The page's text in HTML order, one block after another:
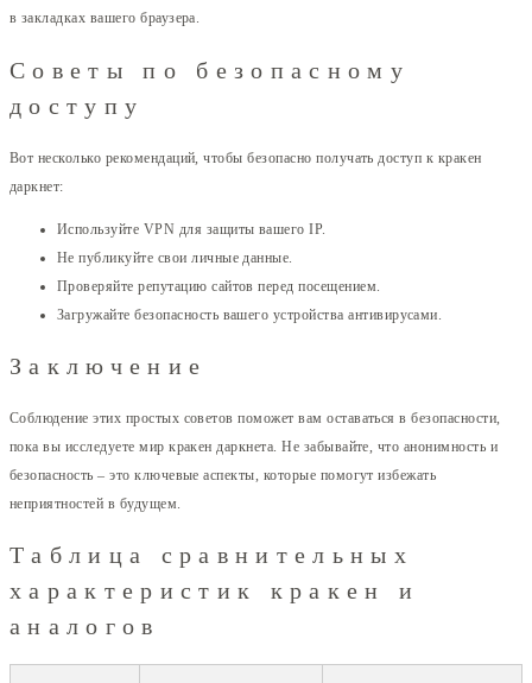
в закладках вашего браузера.
Советы по безопасному
доступу
Вот несколько рекомендаций, чтобы безопасно получать доступ к кракен
даркнет:
Используйте VPN для защиты вашего IP.
Не публикуйте свои личные данные.
Проверяйте репутацию сайтов перед посещением.
Загружайте безопасность вашего устройства антивирусами.
Заключение
Соблюдение этих простых советов поможет вам оставаться в безопасности,
пока вы исследуете мир кракен даркнета. Не забывайте, что анонимность и
безопасность – это ключевые аспекты, которые помогут избежать
неприятностей в будущем.
Таблица сравнительных
характеристик кракен и
аналогов